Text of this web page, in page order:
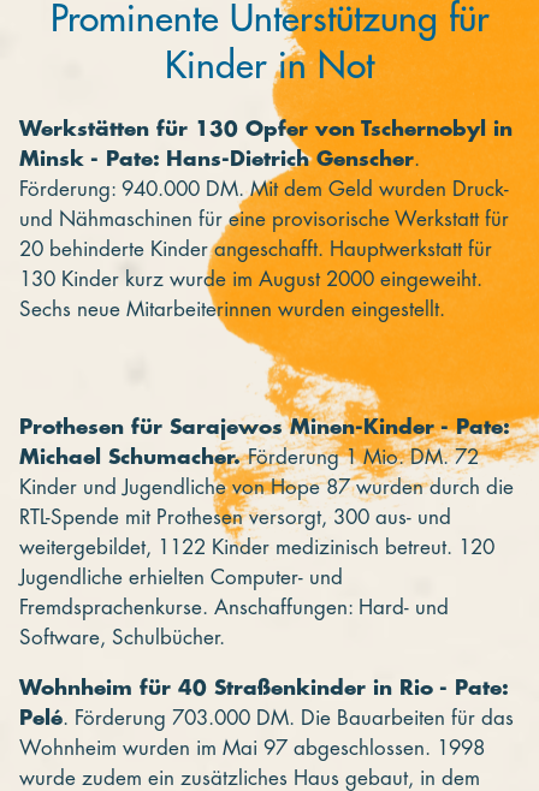
Prominente Unterstützung für
Kinder in Not
Werkstätten für 130 Opfer von Tschernobyl in
Minsk - Pate: Hans-Dietrich Genscher.
Förderung: 940.000 DM. Mit dem Geld wurden Druck-
und Nähmaschinen für eine provisorische Werkstatt für
20 behinderte Kinder angeschafft. Hauptwerkstatt für
130 Kinder kurz wurde im August 2000 eingeweiht.
Sechs neue Mitarbeiterinnen wurden eingestellt.
Prothesen für Sarajewos Minen-Kinder - Pate:
Michael Schumacher.Förderung 1 Mio. DM. 72
Kinder und Jugendliche von Hope 87 wurden durch die
RTL-Spende mit Prothesen versorgt, 300 aus- und
weitergebildet, 1122 Kinder medizinisch betreut. 120
Jugendliche erhielten Computer- und
Fremdsprachenkurse. Anschaffungen: Hard- und
Software, Schulbücher.
Wohnheim für 40 Straßenkinder in Rio - Pate:
Pelé. Förderung 703.000 DM. Die Bauarbeiten für das
Wohnheim wurden im Mai 97 abgeschlossen. 1998
wurde zudem ein zusätzliches Haus gebaut, in dem